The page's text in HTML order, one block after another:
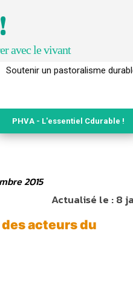
avec le vivant
S’inspirer de l’arbre pour un
PHVA - L'essentiel Cdurable !
2015
Actualisé le :8
acteurs du